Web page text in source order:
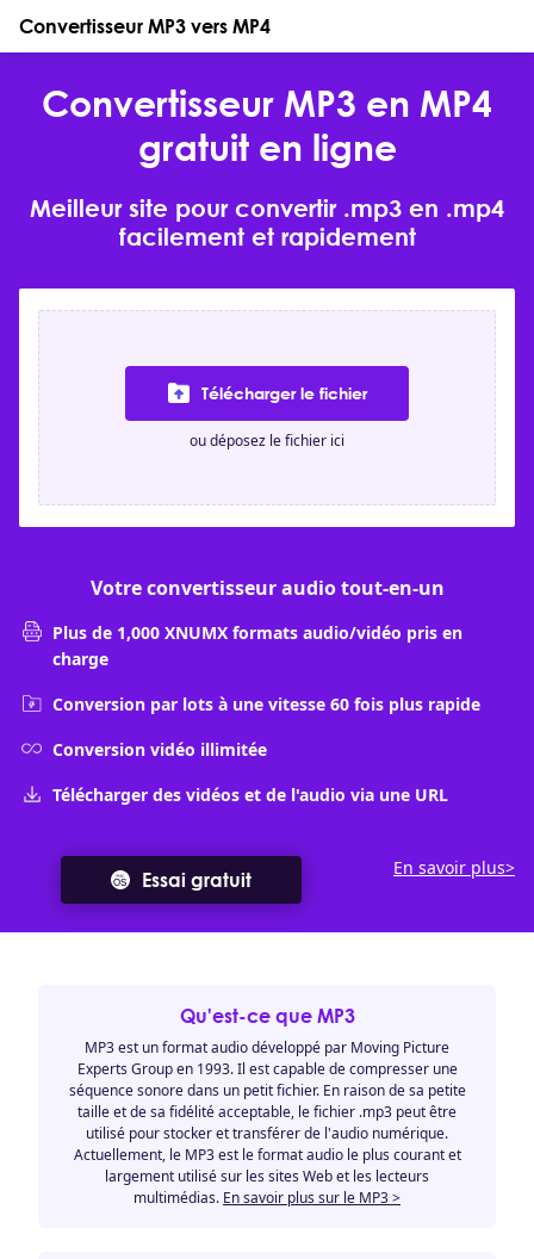
Convertisseur MP3 vers MP4
Convertisseur MP3 en MP4
gratuit en ligne
Meilleur site pour convertir .mp3 en .mp4
facilement et rapidement
Télécharger le fichier
ou déposez le fichier ici
Votre convertisseur audio tout-en-un
Plus de 1,000 XNUMX formats audio/vidéo pris en
charge
Conversion par lots à une vitesse 60 fois plus rapide
Conversion vidéo illimitée
Télécharger des vidéos et de l'audio via une URL
Essai gratuit
En savoir plus>
Qu'est-ce que MP3
MP3 est un format audio développé par Moving Picture
Experts Group en 1993. Il est capable de compresser une
séquence sonore dans un petit fichier. En raison de sa petite
taille et de sa fidélité acceptable, le fichier .mp3 peut être
utilisé pour stocker et transférer de l'audio numérique.
Actuellement, le MP3 est le format audio le plus courant et
largement utilisé sur les sites Web et les lecteurs
multimédias. En savoir plus sur le MP3 >